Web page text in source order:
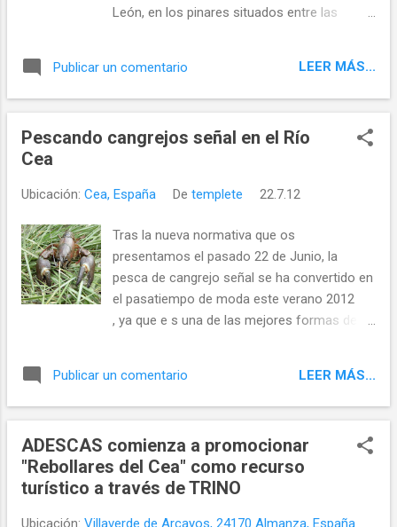
León, en los pinares situados entre las
Villadiego de Cea
Publicar un comentario LEER MÁS...
Pescando cangrejos señal en el Río
Cea
Ubicación: Cea, España De templete 22.7.12
Tras la nueva normativa que os
presentamos el pasado 22 de Junio, la
pesca de cangrejo señal se ha convertido en
el pasatiempo de moda este verano 2012
, ya que e s una de las mejores formas de
Publicar un comentario LEER MÁS...
ADESCAS comienza a promocionar
"Rebollares del Cea" como recurso
turístico a través de TRINO
Ubicación: Villaverde de Arcayos, 24170 Almanza, España